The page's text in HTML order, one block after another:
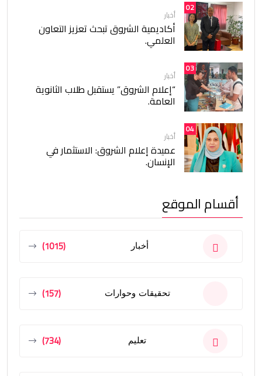
02
أخبار
أكاديمية الشروق تبحث تعزيز التعاون
العلمي.
03
أخبار
“إعلام الشروق” يستقبل طلاب الثانوية
العامة.
04
أخبار
عميدة إعلام الشروق: الاستثمار في
الإنسان.
أقسام الموقع
أخبار (1015)
تحقيقات وحوارات (157)
تعليم (734)